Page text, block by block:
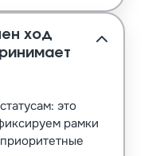
ход
это
рамки